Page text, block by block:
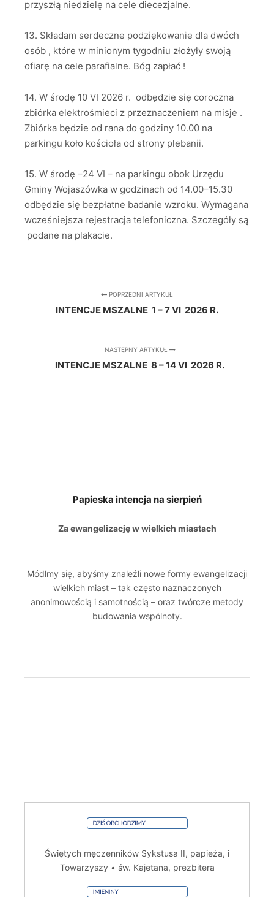
przyszłą niedzielę na cele diecezjalne.
13. Składam serdeczne podziękowanie dla dwóch
osób , które w minionym tygodniu złożyły swoją
ofiarę na cele parafialne. Bóg zapłać !
14. W środę 10 VI 2026 r. odbędzie się coroczna
zbiórka elektrośmieci z przeznaczeniem na misje .
Zbiórka będzie od rana do godziny 10.00 na
parkingu koło kościoła od strony plebanii.
15. W środę –24 VI – na parkingu obok Urzędu
Gminy Wojaszówka w godzinach od 14.00–15.30
odbędzie się bezpłatne badanie wzroku. Wymagana
wcześniejsza rejestracja telefoniczna. Szczegóły są
podane na plakacie.
POPRZEDNI ARTYKUŁ
INTENCJE MSZALNE 1 – 7 VI 2026 R.
NASTĘPNY ARTYKUŁ
INTENCJE MSZALNE 8 – 14 VI 2026 R.
Papieska intencja na sierpień
Za ewangelizację w wielkich miastach
Módlmy się, abyśmy znaleźli nowe formy ewangelizacji
wielkich miast – tak często naznaczonych
anonimowością i samotnością – oraz twórcze metody
budowania wspólnoty.
Świętych męczenników Sykstusa II, papieża, i
Towarzyszy • św. Kajetana, prezbitera